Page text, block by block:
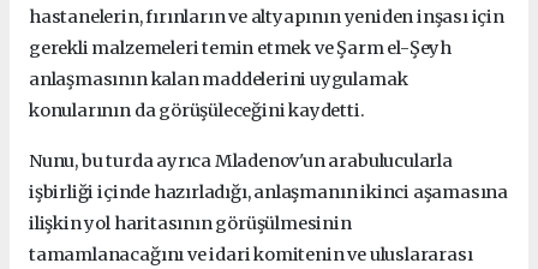
hastanelerin, fırınların ve altyapının yeniden inşası için
gerekli malzemeleri temin etmek ve Şarm el-Şeyh
anlaşmasının kalan maddelerini uygulamak
konularının da görüşüleceğini kaydetti.
Nunu, bu turda ayrıca Mladenov'un arabulucularla
işbirliği içinde hazırladığı, anlaşmanın ikinci aşamasına
ilişkin yol haritasının görüşülmesinin
tamamlanacağını ve idari komitenin ve uluslararası